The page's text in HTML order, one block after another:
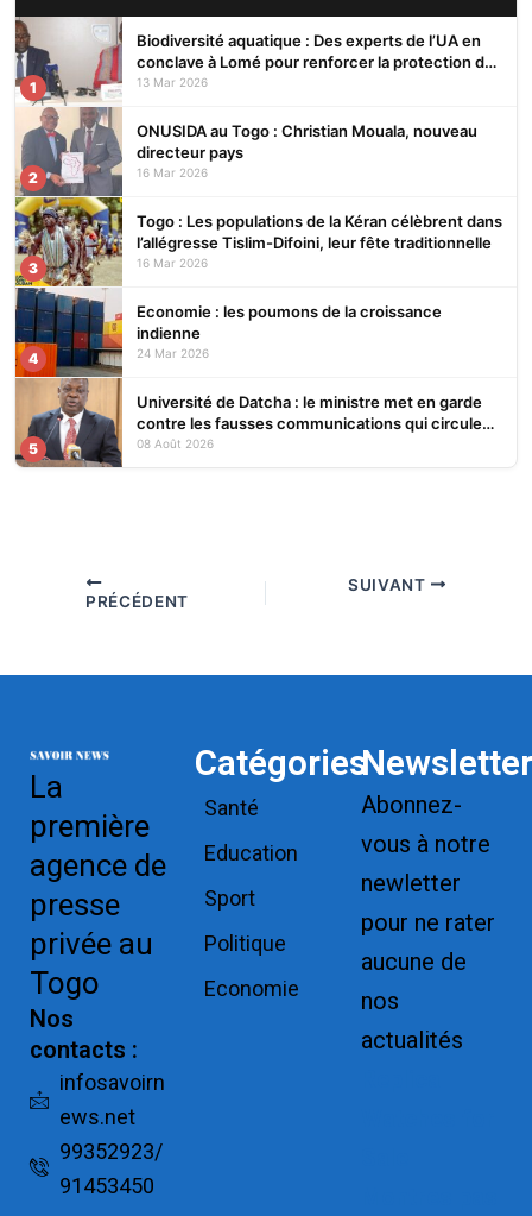
1
Biodiversité aquatique : Des experts de l’UA en
conclave à Lomé pour renforcer la protection des
écosystèmes
13 Mar 2026
2
ONUSIDA au Togo : Christian Mouala, nouveau
directeur pays
16 Mar 2026
3
Togo : Les populations de la Kéran célèbrent dans
l’allégresse Tislim-Difoini, leur fête traditionnelle
16 Mar 2026
4
Economie : les poumons de la croissance
indienne
24 Mar 2026
5
Université de Datcha : le ministre met en garde
contre les fausses communications qui circulent
sur les réseaux sociaux
08 Août 2026
PRÉCÉDENT
SUIVANT
La
première
agence de
presse
privée au
Togo
Nos
contacts :
infosavoirn
ews.net
99352923/
91453450
Catégories
Santé
Education
Sport
Politique
Economie
Newsletter
Abonnez-
vous à notre
newletter
pour ne rater
aucune de
nos
actualités